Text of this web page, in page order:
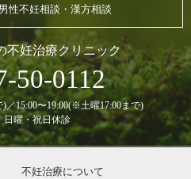
性不妊相談・漢方相談
不妊治療クリニック
50-0112
／15:00〜19:00(※土曜17:00まで)
日曜・祝日休診
不妊治療について